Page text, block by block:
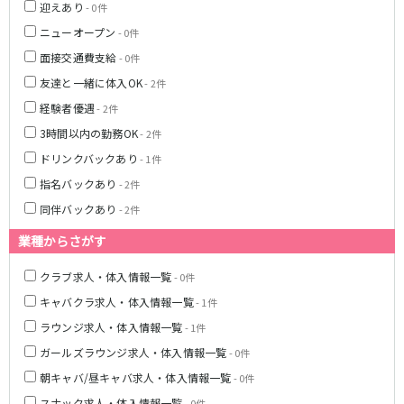
迎えあり - 0件
ニューオープン - 0件
面接交通費支給- 0件
友達と一緒に体入OK- 2件
経験者優遇- 2件
3時間以内の勤務OK- 2件
ドリンクバックあり - 1件
指名バックあり - 2件
同伴バックあり - 2件
業種からさがす
クラブ求人・体入情報一覧- 0件
キャバクラ求人・体入情報一覧- 1件
ラウンジ求人・体入情報一覧- 1件
ガールズラウンジ求人・体入情報一覧- 0件
朝キャバ/昼キャバ求人・体入情報一覧- 0件
松原駅
JR南武線
立川駅
武蔵溝ノ口駅
府中本町駅
登戸駅
新橋駅
横浜駅
品川駅
大船駅
戸塚駅
東戸塚駅
久里浜駅
横須賀駅
鎌倉駅
池袋駅 大宮駅